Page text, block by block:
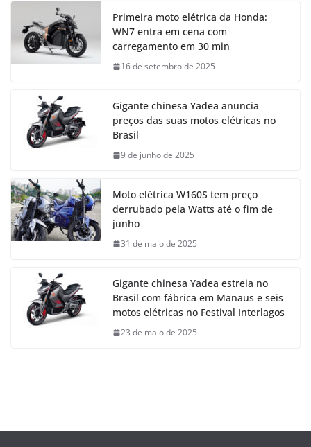
Primeira moto elétrica da Honda:
WN7 entra em cena com
carregamento em 30 min
16 de setembro de 2025
Gigante chinesa Yadea anuncia
preços das suas motos elétricas no
Brasil
9 de junho de 2025
Moto elétrica W160S tem preço
derrubado pela Watts até o fim de
junho
31 de maio de 2025
Gigante chinesa Yadea estreia no
Brasil com fábrica em Manaus e seis
motos elétricas no Festival Interlagos
23 de maio de 2025